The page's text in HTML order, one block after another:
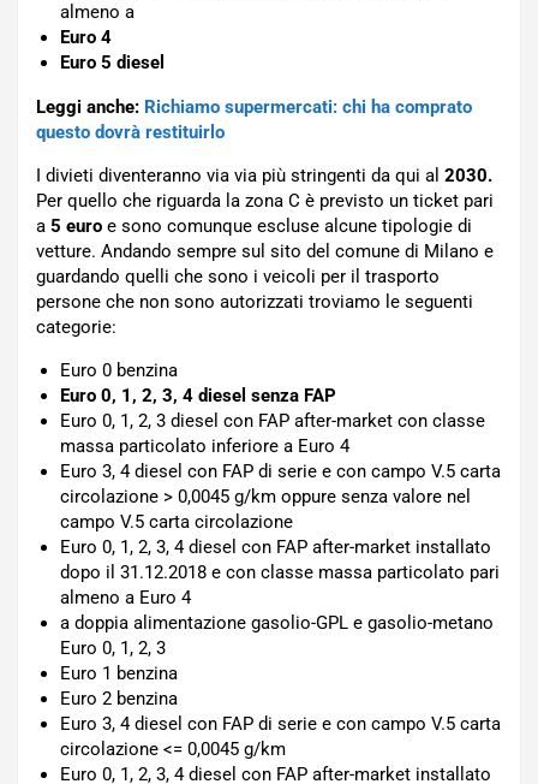
almeno a
Euro 4
Euro 5 diesel
Leggi anche: Richiamo supermercati: chi ha comprato
questo dovrà restituirlo
I divieti diventeranno via via più stringenti da qui al 2030.
Per quello che riguarda la zona C è previsto un ticket pari
a 5 euro e sono comunque escluse alcune tipologie di
vetture. Andando sempre sul sito del comune di Milano e
guardando quelli che sono i veicoli per il trasporto
persone che non sono autorizzati troviamo le seguenti
categorie:
Euro 0 benzina
Euro 0, 1, 2, 3, 4 diesel senza FAP
Euro 0, 1, 2, 3 diesel con FAP after-market con classe
massa particolato inferiore a Euro 4
Euro 3, 4 diesel con FAP di serie e con campo V.5 carta
circolazione > 0,0045 g/km oppure senza valore nel
campo V.5 carta circolazione
Euro 0, 1, 2, 3, 4 diesel con FAP after-market installato
dopo il 31.12.2018 e con classe massa particolato pari
almeno a Euro 4
a doppia alimentazione gasolio-GPL e gasolio-metano
Euro 0, 1, 2, 3
Euro 1 benzina
Euro 2 benzina
Euro 3, 4 diesel con FAP di serie e con campo V.5 carta
circolazione <= 0,0045 g/km
Euro 0, 1, 2, 3, 4 diesel con FAP after-market installato